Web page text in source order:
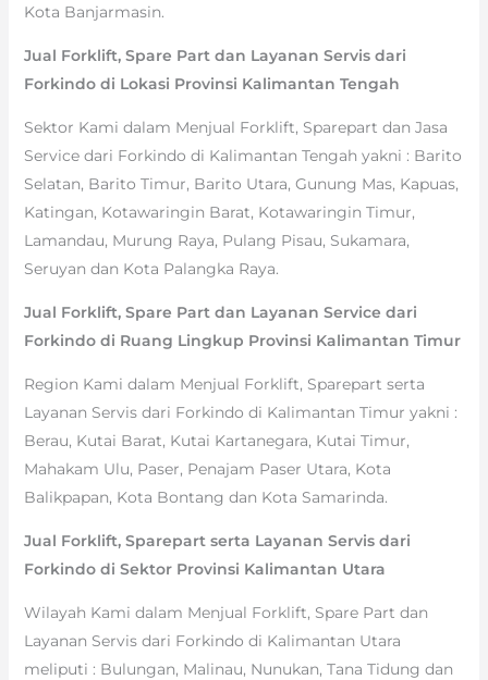
Kota Banjarmasin.
Jual Forklift, Spare Part dan Layanan Servis dari
Forkindo di Lokasi Provinsi Kalimantan Tengah
Sektor Kami dalam Menjual Forklift, Sparepart dan Jasa
Service dari Forkindo di Kalimantan Tengah yakni : Barito
Selatan, Barito Timur, Barito Utara, Gunung Mas, Kapuas,
Katingan, Kotawaringin Barat, Kotawaringin Timur,
Lamandau, Murung Raya, Pulang Pisau, Sukamara,
Seruyan dan Kota Palangka Raya.
Jual Forklift, Spare Part dan Layanan Service dari
Forkindo di Ruang Lingkup Provinsi Kalimantan Timur
Region Kami dalam Menjual Forklift, Sparepart serta
Layanan Servis dari Forkindo di Kalimantan Timur yakni :
Berau, Kutai Barat, Kutai Kartanegara, Kutai Timur,
Mahakam Ulu, Paser, Penajam Paser Utara, Kota
Balikpapan, Kota Bontang dan Kota Samarinda.
Jual Forklift, Sparepart serta Layanan Servis dari
Forkindo di Sektor Provinsi Kalimantan Utara
Wilayah Kami dalam Menjual Forklift, Spare Part dan
Layanan Servis dari Forkindo di Kalimantan Utara
meliputi : Bulungan, Malinau, Nunukan, Tana Tidung dan